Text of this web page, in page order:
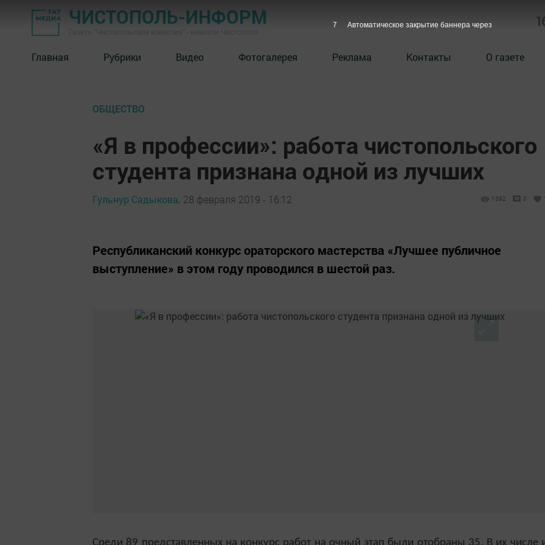
ЧИСТОПОЛЬ-ИНФОРМ
Главная Рубрики Видео Фотогалерея Реклама Контакты О газете
ОБЩЕСТВО
«Я в профессии»: работа чистопольского
студента признана одной из лучших
Гульнур Садыкова, 28 февраля 2019 - 16:12 1392 0
Республиканский конкурс ораторского мастерства «Лучшее публичное
выступление» в этом году проводился в шестой раз.
6 Автоматическое закрытие баннера через